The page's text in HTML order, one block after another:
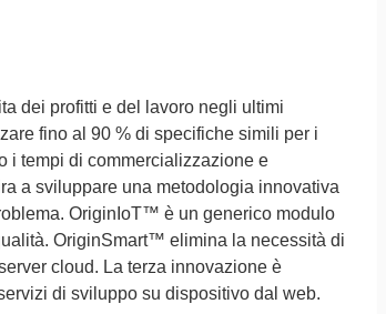
dei profitti e del lavoro negli ultimi
fino al 90 % di specifiche simili per i
i tempi di commercializzazione e
a sviluppare una metodologia innovativa
OriginIoT™ è un generico modulo
OriginSmart™ elimina la necessità di
cloud. La terza innovazione è
di sviluppo su dispositivo dal web.